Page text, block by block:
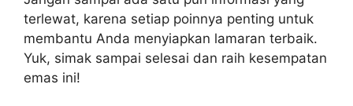
terlewat, karena setiap poinnya penting untuk
membantu Anda menyiapkan lamaran terbaik.
Yuk, simak sampai selesai dan raih kesempatan
emas ini!